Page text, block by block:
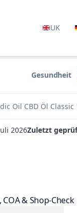
UK
Gesundheit
Oil CBD Öl Classic
2026Zuletzt
COA & Shop-Check